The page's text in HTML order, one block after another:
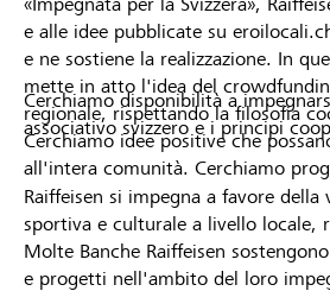
e alle idee pubblicate su
e ne sostiene la realizzazione. In
mette in atto l'idea del
regionale, rispettando la filosofia
Cerchiamo idee positive che
all'intera comunità. Cerchiamo
Cerchiamo disponibilità a
associativo svizzero e i principi
Raiffeisen si impegna a favore della
sportiva e culturale a livello locale,
Molte Banche Raiffeisen
e progetti nell'ambito del loro